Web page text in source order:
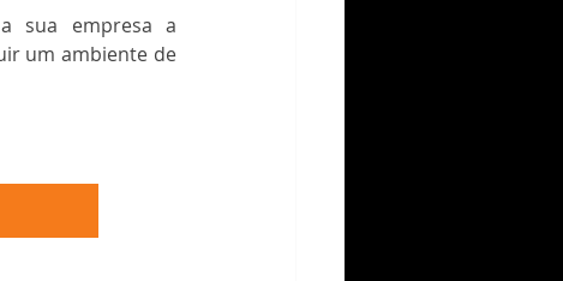
sua empresa a
um ambiente de